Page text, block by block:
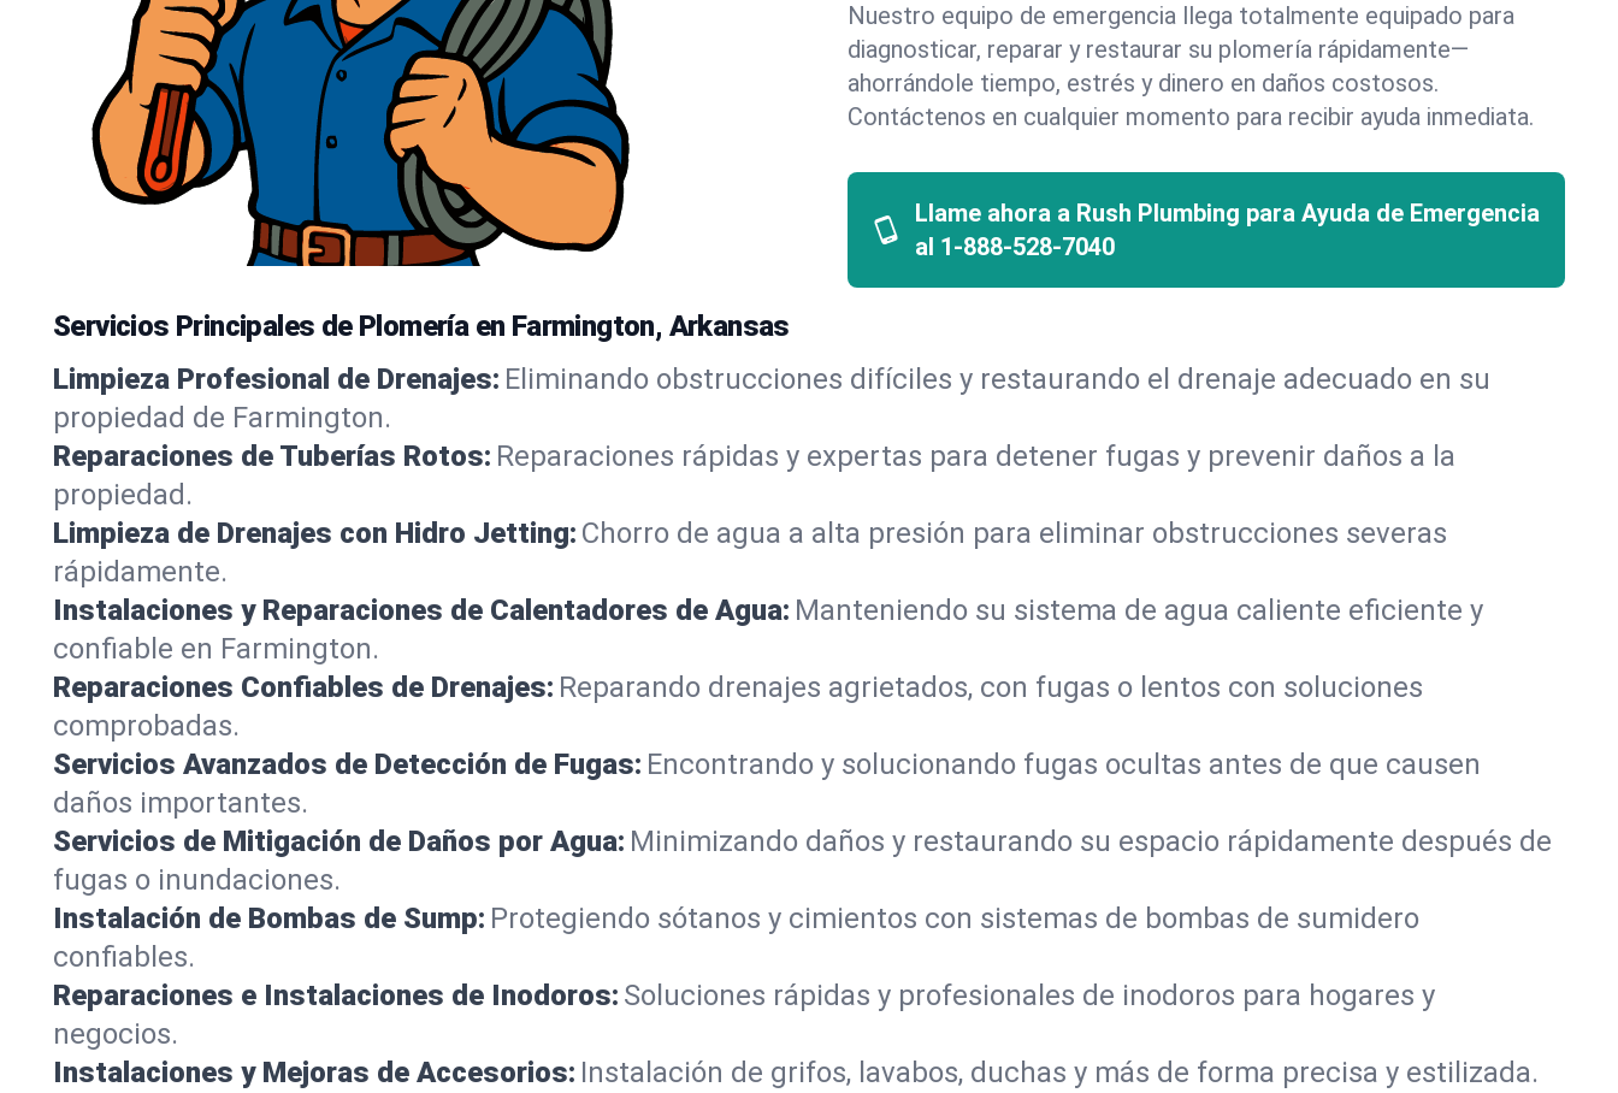
Nuestro equipo de emergencia llega totalmente equipado para
diagnosticar, reparar y restaurar su plomería rápidamente—
ahorrándole tiempo, estrés y dinero en daños costosos.
Contáctenos en cualquier momento para recibir ayuda inmediata.
Llame ahora a Rush Plumbing para Ayuda de Emergencia
al 1-888-528-7040
Servicios Principales de Plomería en Farmington, Arkansas
Limpieza Profesional de Drenajes: Eliminando obstrucciones difíciles y restaurando el drenaje adecuado en su
propiedad de Farmington.
Reparaciones de Tuberías Rotos: Reparaciones rápidas y expertas para detener fugas y prevenir daños a la
propiedad.
Limpieza de Drenajes con Hidro Jetting: Chorro de agua a alta presión para eliminar obstrucciones severas
rápidamente.
Instalaciones y Reparaciones de Calentadores de Agua: Manteniendo su sistema de agua caliente eficiente y
confiable en Farmington.
Reparaciones Confiables de Drenajes: Reparando drenajes agrietados, con fugas o lentos con soluciones
comprobadas.
Servicios Avanzados de Detección de Fugas: Encontrando y solucionando fugas ocultas antes de que causen
daños importantes.
Servicios de Mitigación de Daños por Agua: Minimizando daños y restaurando su espacio rápidamente después de
fugas o inundaciones.
Instalación de Bombas de Sump: Protegiendo sótanos y cimientos con sistemas de bombas de sumidero
confiables.
Reparaciones e Instalaciones de Inodoros: Soluciones rápidas y profesionales de inodoros para hogares y
negocios.
Instalaciones y Mejoras de Accesorios: Instalación de grifos, lavabos, duchas y más de forma precisa y estilizada.